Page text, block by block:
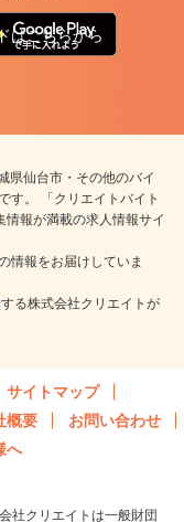
はこちらから
県仙台市・その他のバイ
す。 「クリエイトバイト
報が満載の求人情報サイ
情報をお届けしていま
る株式会社クリエイトが
サイトマップ
概要
お問い合わせ
へ
社クリエイトは一般財団